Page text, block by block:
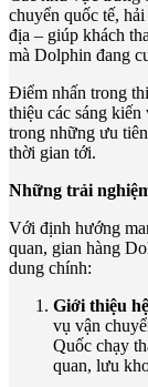
chuyển quốc tế,
địa – giúp khách
mà Dolphin đang
Điểm nhấn trong
thiệu các sáng
trong những ưu
thời gian tới.
Những trải
Với định hướng
quan, gian hàng
dung chính:
Giới thiệu
vụ vận
Quốc chạy
quan, lưu